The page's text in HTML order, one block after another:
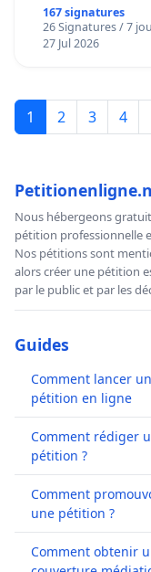
167 signatures
26 Signatures / 7
27 Jul 2026
1 2 3 4
Nous hébergeons
pétition professionnelle
Nos pétitions sont
alors créer une pétition
par le public et par les
Guides
Comment lancer
pétition en ligne
Comment rédiger
pétition ?
Comment
une pétition ?
Comment obtenir